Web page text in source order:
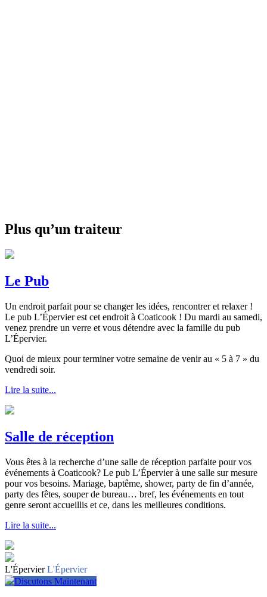
Plus qu’un traiteur
Le Pub
Un endroit parfait pour se changer les idées, rencontrer et relaxer !
Le pub L’Épervier est cet endroit à Coaticook ! Du mardi au samedi,
venez prendre un verre et vous détendre avec la famille du pub
L’Épervier.
Quoi de mieux pour terminer votre semaine de venir au « 5 à 7 » du
vendredi soir.
Lire la suite...
Salle de réception
Vous êtes à la recherche d’une salle de réception parfaite pour vos
événements à Coaticook? Le pub L’Épervier à une salle sur mesure
pour vos besoins. Mariage, baptême, shower, party de fin d’année,
party des fêtes, souper de bureau… bref, les événements en tout
genre seront accueillis et ce, dans les meilleures conditions.
Lire la suite...
L'Épervier L'Épervier
Discutons Maintenant